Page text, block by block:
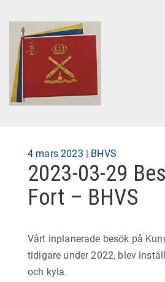
Publicerad
på
4 mars 2023 BHVS
2023-03-29
Fort – BHVS
Vårt inplanerade besök på
tidigare under 2022, blev
och kyla.